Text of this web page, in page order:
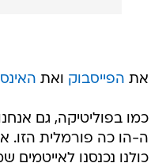
את הפייסבוק ואת
כמו בפוליטיקה, גם
ה-הו כה פורמלית הזו. אז
כולנו נכנסנו